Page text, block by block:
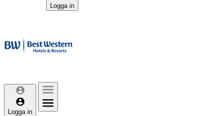
Logga in
Logga in